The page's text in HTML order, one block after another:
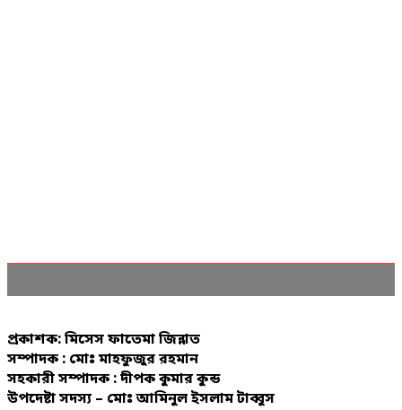
প্রকাশক: মিসেস ফাতেমা জিন্নাত
সম্পাদক : মোঃ মাহফুজুর রহমান
সহকারী সম্পাদক : দীপক কুমার কুন্ড
উপদেষ্টা সদস্য – মোঃ আমিনুল ইসলাম টাব্বুস